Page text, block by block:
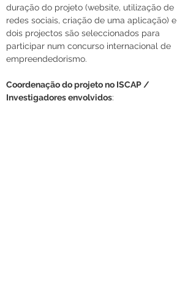
duração do projeto (website, utilização de
redes sociais, criação de uma aplicação) e
dois projectos são seleccionados para
participar num concurso internacional de
empreendedorismo.
Coordenação do projeto no ISCAP /
Investigadores envolvidos: